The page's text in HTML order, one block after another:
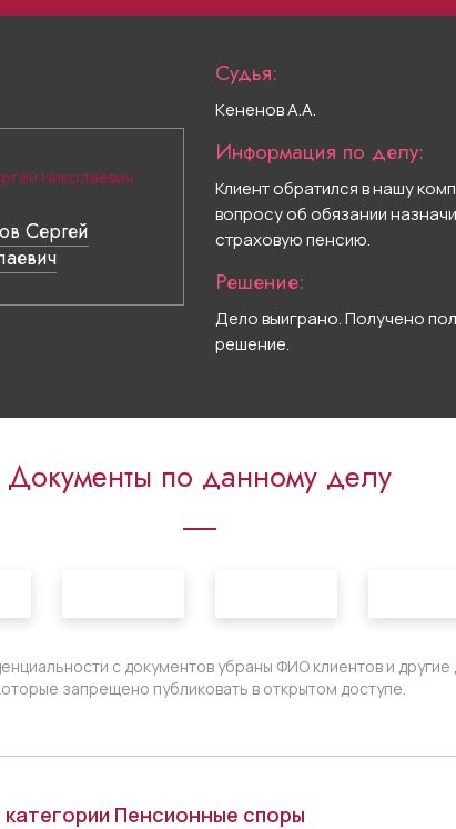
Сергей
Судья:
Кененов А.А.
Информация по делу:
Клиент обратился в нашу
вопросу об обязании
страховую пенсию.
Решение:
Дело выиграно. Получено
решение.
Документы по данному делу
с документов убраны ФИО клиентов и другие
запрещено публиковать в открытом доступе.
категории Пенсионные споры